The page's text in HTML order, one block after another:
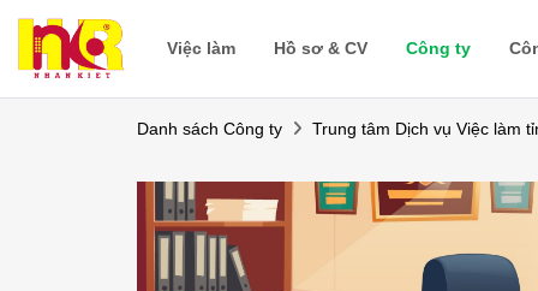
Việc làm Hồ sơ & CV Công ty
Danh sách Công ty Trung tâm Dịch vụ Việc làm